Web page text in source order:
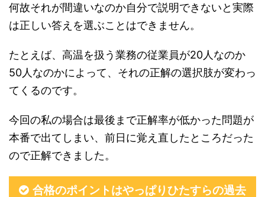
何故それが間違いなのか自分で説明できないと実際
は正しい答えを選ぶことはできません。
たとえば、高温を扱う業務の従業員が20人なのか
50人なのかによって、それの正解の選択肢が変わっ
てくるのです。
今回の私の場合は最後まで正解率が低かった問題が
本番で出てしまい、前日に覚え直したところだった
ので正解できました。
合格のポイントはやっぱりひたすらの過去